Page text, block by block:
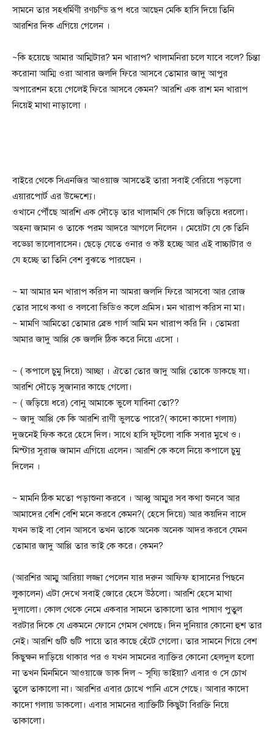
সামনে তার সহধর্মিণী রণচন্ডি রূপ ধরে আছেন মেকি হাসি দিয়ে তিনি
আরশির দিক এগিয়ে গেলেন ।
~কি হয়েছে আমার আম্মিটার? মন খারাপ? খালামনিরা চলে যাবে বলে? চিন্তা
করোনা আম্মি ওরা আবার জলদি ফিরে আসবে তোমার জাদু আপুর
অপারেশন হয়ে গেলেই ফিরে আসবে কেমন? আরশি এক রাশ মন খারাপ
নিয়েই মাথা নাড়ালো ।
বাইরে থেকে সিএনজির আওয়াজ আসতেই তারা সবাই বেরিয়ে পড়লো
এয়ারপোর্ট এর উদ্দেশ্যে।
ওখানে পৌঁছে আরশি এক দৌড়ে তার খালামণি কে গিয়ে জড়িয়ে ধরলো।
অহনা জামান ও তাকে পরম আদরে আগলে নিলেন । মেয়েটা যে কে তিনি
বড্ডো ভালোবাসেন। ছেড়ে যেতে ওনার ও কষ্ট হচ্ছে আর এই বাচ্চাটার ও
যে হচ্ছে তা তিনি বেশ বুঝতে পারছেন ।
~ মা আমার মন খারাপ করিস না আমরা জলদি ফিরে আসবো আর রোজ
তোর সাথে কথা ও বলবো ভিডিও কলে প্রমিস। মন খারাপ করিস না মা।
~ মামণি আমিতো তোমার ব্রেভ গার্ল আমি মন খারাপ করি নি । তোমরা
আমার জাদু আপ্পি কে জলদি ঠিক করে নিয়ে এসো ।
~ ( কপালে চুমু দিয়ে) আচ্ছা । ঐতো তোর জাদু আপ্পি তোকে ডাকছে যা।
আরশি দৌড়ে সুজানার কাছে গেলো।
~ ( জড়িয়ে ধরে) বোনু আমাকে ভুলে যাবিনা তো??
~ জাদু আপ্পি কে কি আরশি রাণী ভুলতে পারে?( কাদো কাদো গলায়)
দুজনেই ফিক করে হেসে দিল। সাথে হাসি ফুটলো বাকি সবার মুখে ও।
মিস্টার সুরাজ জামান এগিয়ে এলেন। আরশি কে কলে নিয়ে কপালে চুমু
দিলেন ।
~ মামনি ঠিক মতো পড়াশুনা করবে । আব্বু আম্মুর সব কথা শুনবে আর
আমাদের বেশি বেশি মনে করবে কেমন?( হেসে দিয়ে) আর কয়দিন বাদে
যখন ভাই বা বোন আসবে তখন তাকে অনেক অনেক আদর করবে যেমন
তোমার জাদু আপ্পি তার ভাই কে করে। কেমন?
(আরশির আম্মু আরিয়া লজ্জা পেলেন যার দরুন আফিফ হাসানের পিছনে
লুকালেন) এটা দেখে সবাই জোরে হেসে উঠলো। আরশি হেসে মাথা
দুলালো। কোল থেকে নেমে একবার সামনে তাকালো তার পাষাণ পুতুল
বরটার দিকে যে একমনে ফোনে গেমস খেলছে। দিন দুনিয়ার কোনো হুশ তার
নেই। আরশি গুটি গুটি পায়ে তার কাছে হেঁটে গেলো। তার সামনে গিয়ে বেশ
কিছুক্ষন দাড়িয়ে থাকার পর ও যখন সামনের ব্যাক্তির কোনো হেলদুল হলো
না তখন মিনমিনে আওয়াজে ডাক দিল ~ সূয্যি ভাইয়া? এবার ও সে চোখ
তুলে তাকালো না। আরশির এবার চোখে পানি এসে গেছে। আবার কাদো
কাদো গলায় ডাকলো। এবার সামনের ব্যাক্তিটি কিছুটা বিরক্তি নিয়ে
তাকালো।